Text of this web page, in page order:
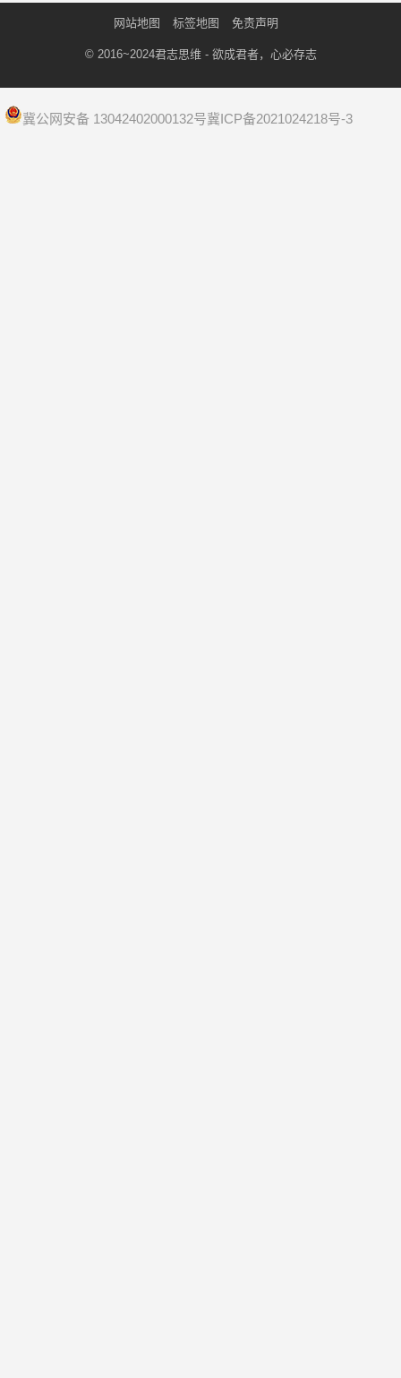
网站地图 标签地图 免责声明
© 2016~2024君志思维- 欲成君者，心必存志
冀公网安备 13042402000132号冀ICP备2021024218号-3